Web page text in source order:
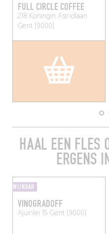
FULL CIRCLE COFFEE
218 Koningin Astridlaan
Gent (9000)
HAAL EEN FLES
ERGENS
WIJNBAR
VINOGRADOFF
Ajuinlei 15 Gent (9000)